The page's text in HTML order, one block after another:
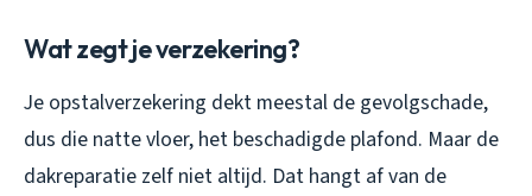
Wat zegt je verzekering?
Je opstalverzekering dekt meestal de gevolgschade,
dus die natte vloer, het beschadigde plafond. Maar de
dakreparatie zelf niet altijd. Dat hangt af van de